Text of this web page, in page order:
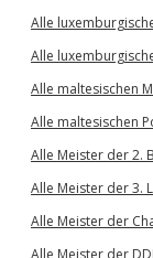
Alle
Alle
Alle maltesischen
Alle maltesischen
Alle Meister der 2.
Alle Meister der 3.
Alle Meister der
Alle Meister der